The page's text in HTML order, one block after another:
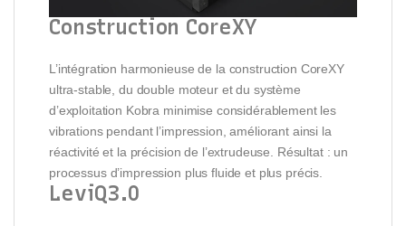
Construction CoreXY
L’intégration harmonieuse de la construction CoreXY
ultra-stable, du double moteur et du système
d’exploitation Kobra minimise considérablement les
vibrations pendant l’impression, améliorant ainsi la
réactivité et la précision de l’extrudeuse. Résultat : un
processus d’impression plus fluide et plus précis.
LeviQ3.0